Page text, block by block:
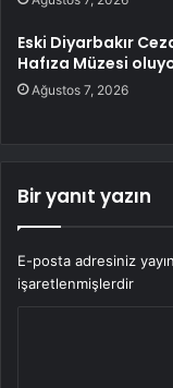
Eski Diyarbakır
Hafıza Müzesi
Ağustos 7, 2026
Bir yanıt yazın
E-posta adresiniz
işaretlenmişlerdir